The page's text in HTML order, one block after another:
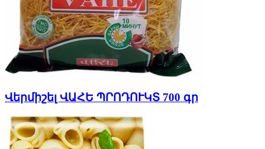
Վերմիշել ՎԱՀԵ ՊՐՈԴՈՒԿՏ 700 գր